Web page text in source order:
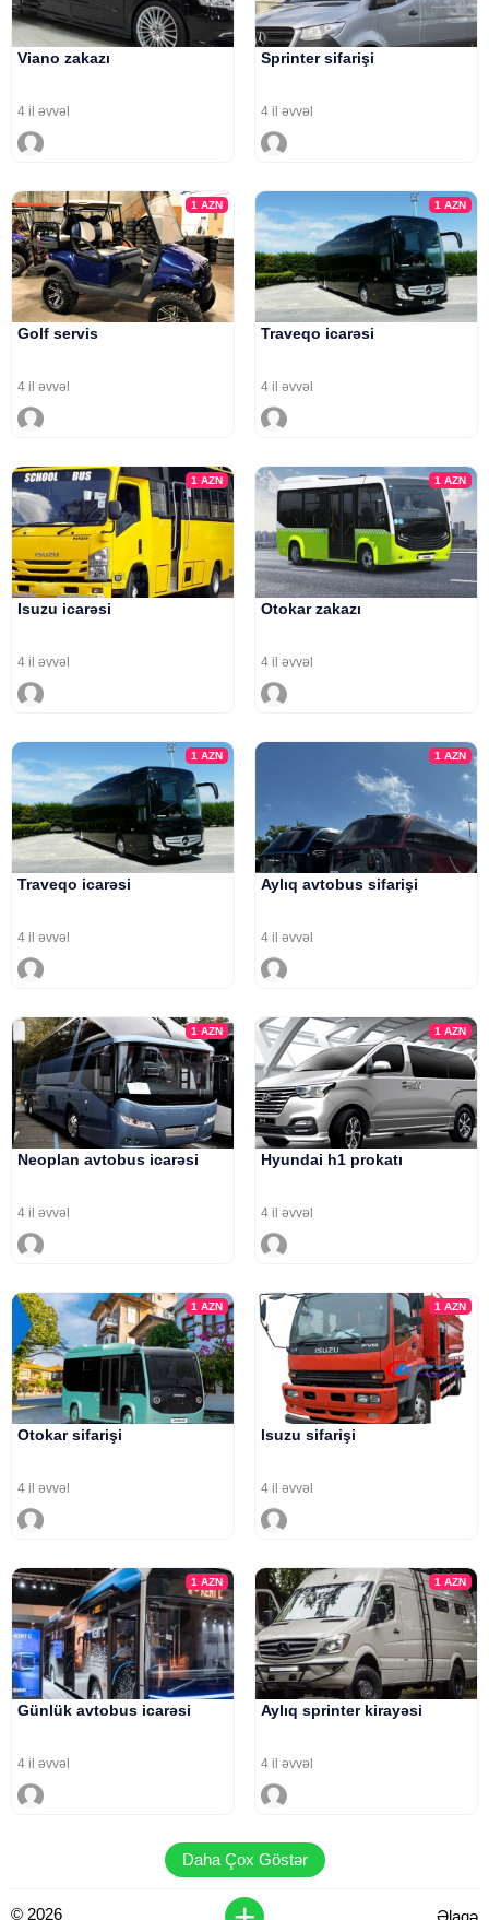
Viano zakazı
4 il əvvəl
Sprinter sifarişi
4 il əvvəl
1AZN
Golf servis
4 il əvvəl
1 AZN
Traveqo icarəsi
4 il əvvəl
1AZN
Isuzu icarəsi
4 il əvvəl
1 AZN
Otokar zakazı
4 il əvvəl
1AZN
Traveqo icarəsi
4 il əvvəl
1 AZN
Aylıq avtobus sifarişi
4 il əvvəl
1AZN
Neoplan avtobus icarəsi
4 il əvvəl
1 AZN
Hyundai h1 prokatı
4 il əvvəl
1AZN
Otokar sifarişi
4 il əvvəl
1 AZN
Isuzu sifarişi
4 il əvvəl
1AZN
Günlük avtobus icarəsi
4 il əvvəl
1 AZN
Aylıq sprinter kirayəsi
4 il əvvəl
Daha Çox Göstər
© 2026 Əlaqə